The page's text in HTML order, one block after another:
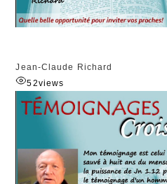
Jean-Claude Richard
52views